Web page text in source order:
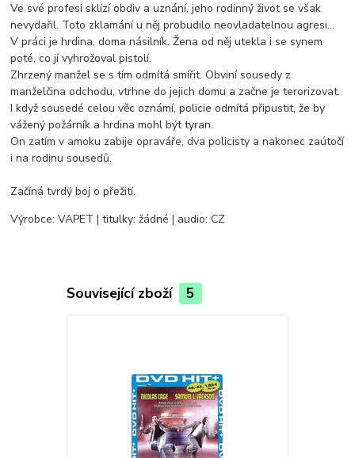
Ve své profesi sklízí obdiv a uznání, jeho rodinný život se však
nevydařil. Toto zklamání u něj probudilo neovladatelnou agresi...
V práci je hrdina, doma násilník. Žena od něj utekla i se synem
poté, co jí vyhrožoval pistolí.
Zhrzený manžel se s tím odmítá smířit. Obviní sousedy z
manželčina odchodu, vtrhne do jejich domu a začne je terorizovat.
I když sousedé celou věc oznámí, policie odmítá připustit, že by
vážený požárník a hrdina mohl být tyran.
On zatím v amoku zabije opraváře, dva policisty a nakonec zaútočí
i na rodinu sousedů.
Začíná tvrdý boj o přežití.
Výrobce: VAPET | titulky: žádné | audio: CZ
Související zboží 5